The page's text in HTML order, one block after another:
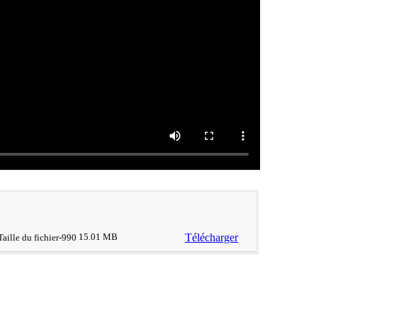
15.01 MB
Télécharger